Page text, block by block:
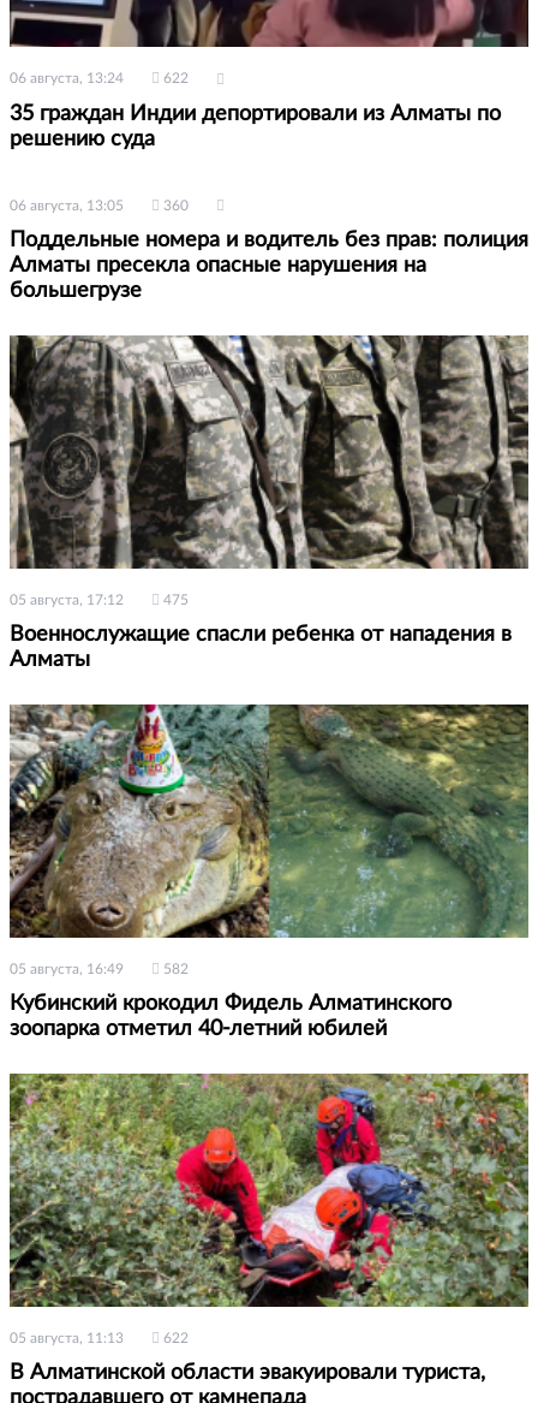
06 августа, 13:24 622
35 граждан Индии депортировали из Алматы по
решению суда
06 августа, 13:05 360
Поддельные номера и водитель без прав: полиция
Алматы пресекла опасные нарушения на
большегрузе
05 августа, 17:12 475
Военнослужащие спасли ребенка от нападения в
Алматы
05 августа, 16:49 582
Кубинский крокодил Фидель Алматинского
зоопарка отметил 40-летний юбилей
05 августа, 11:13 622
В Алматинской области эвакуировали туриста,
пострадавшего от камнепада